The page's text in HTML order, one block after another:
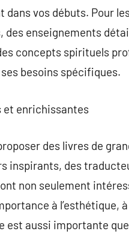
vos débuts. Pour
enseignements
concepts spirituels
besoins spécifiques.
et enrichissantes
des livres de
inspirants, des
non seulement
à l’esthétique,
est aussi importante